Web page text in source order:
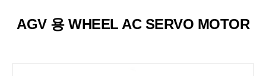
AGV 용 WHEEL AC SERVO MOTOR